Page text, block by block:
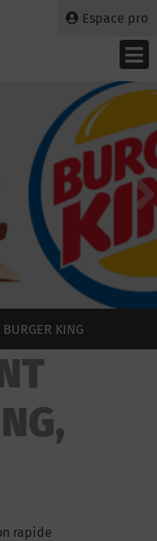
Espace pro
KING
rapide